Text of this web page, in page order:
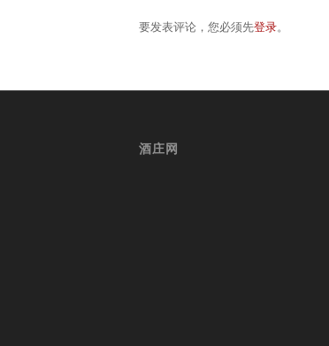
要发表评论，您必须先登录。
酒庄网